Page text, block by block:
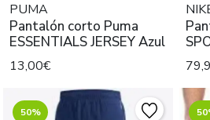
PUMA
Pantalón corto Puma
ESSENTIALS JERSEY Azul
13,00€
50%